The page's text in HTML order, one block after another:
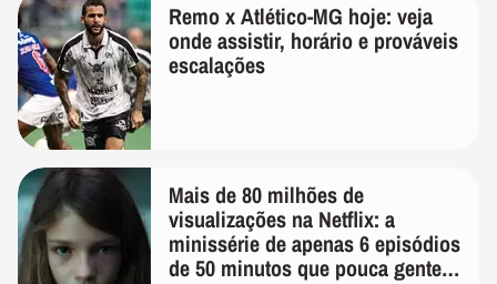
Remo x Atlético-MG hoje: veja
onde assistir, horário e prováveis
escalações
Mais de 80 milhões de
visualizações na Netflix: a
minissérie de apenas 6 episódios
de 50 minutos que pouca gente